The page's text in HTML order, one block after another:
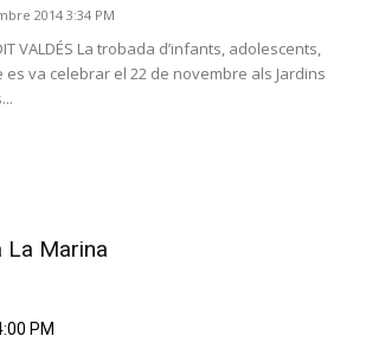
2014 3:34 PM
VALDÉS La trobada d’infants, adolescents,
va celebrar el 22 de novembre als Jardins
La Marina
PM